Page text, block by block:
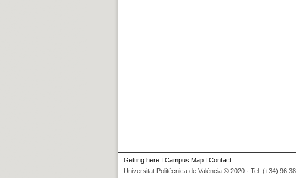
Getting here I Campus Map I Contact
Universitat Politècnica de València © 2020 · Tel. (+34) 96